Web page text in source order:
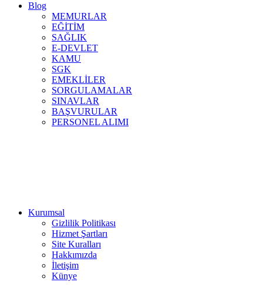
Blog
MEMURLAR
EĞİTİM
SAĞLIK
E-DEVLET
KAMU
SGK
EMEKLİLER
SORGULAMALAR
SINAVLAR
BAŞVURULAR
PERSONEL ALIMI
Kurumsal
Gizlilik Politikası
Hizmet Şartları
Site Kuralları
Hakkımızda
İletişim
Künye